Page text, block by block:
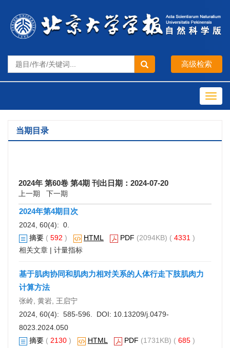
当期目录
2024年 第60卷 第4期 刊出日期：2024-07-20
上一期 下一期
2024年第4期目次
2024, 60(4): 0.
摘要 ( 592 ) HTML PDF (2094KB) ( 4331 )
相关文章 | 计量指标
基于肌肉协同和肌肉力相对关系的人体行走下肢肌肉力
计算方法
张岭, 黄岩, 王启宁
2024, 60(4): 585-596. DOI: 10.13209/j.0479-
8023.2024.050
摘要 ( 2130 ) HTML PDF (1731KB) ( 685 )